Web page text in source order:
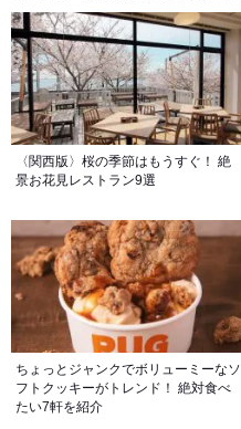
〈関西版〉桜の季節はもうすぐ！ 絶
景お花見レストラン9選
ちょっとジャンクでボリューミーなソ
フトクッキーがトレンド！ 絶対食べ
たい7軒を紹介